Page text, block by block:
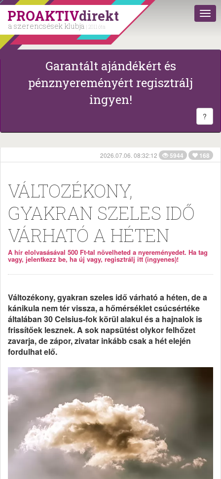
PROAKTIVdirekt
a szerencsések klubja | 2011 óta
Garantált ajándékért és
pénznyereményért regisztrálj
ingyen!
?
2026.07.06. 08:32:12 5944 168
VÁLTOZÉKONY,
GYAKRAN SZELES IDŐ
VÁRHATÓ A HÉTEN
A hír elolvasásával 500 Ft-tal növelheted a nyereményedet. Ha tag
vagy, jelentkezz be, ha új vagy, regisztrálj itt (ingyenes)!
Változékony, gyakran szeles idő várható a héten, de a
kánikula nem tér vissza, a hőmérséklet csúcsértéke
általában 30 Celsius-fok körül alakul és a hajnalok is
frissítőek lesznek. A sok napsütést olykor felhőzet
zavarja, de zápor, zivatar inkább csak a hét elején
fordulhat elő.